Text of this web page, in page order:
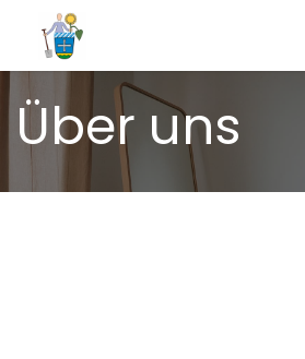
Über uns